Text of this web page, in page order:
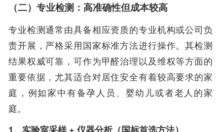
（二）专业检测：高准确性但成本较高
专业检测通常由具备相应资质的专业机构或公司负
责开展，严格采用国家标准方法进行操作。其检测
结果权威可靠，可作为甲醛治理以及维权等方面的
重要依据，尤其适合对居住安全有着较高要求的家
庭，例如家中有备孕人员、婴幼儿或者老人的家
庭。